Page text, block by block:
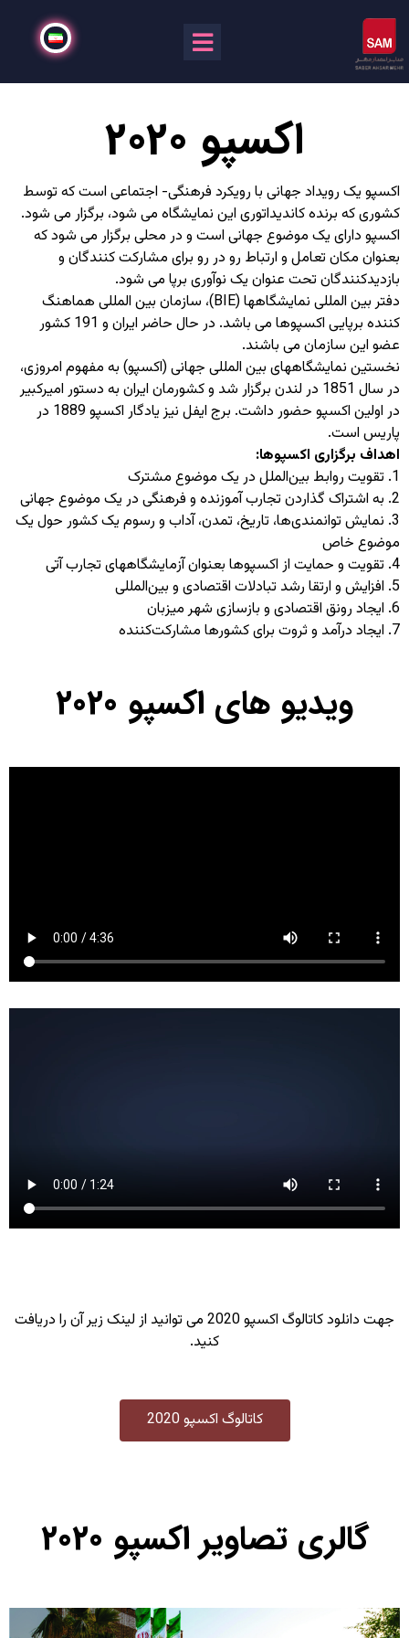
اکسپو 2020
اکسپو یک رویداد جهانی با رویکرد فرهنگی- اجتماعی است که توسط
کشوری که برنده کاندیداتوری این نمایشگاه می شود، برگزار می شود.
اکسپو دارای یک موضوع جهانی است و در محلی برگزار می شود که
بعنوان مکان تعامل و ارتباط رو در رو برای مشارکت کنندگان و
بازدیدکنندگان تحت عنوان یک نوآوری برپا می شود.
دفتر بین المللی نمایشگاهها (BIE)، سازمان بین المللی هماهنگ
کننده برپایی اکسپوها می باشد. در حال حاضر ایران و 191 کشور
عضو این سازمان می باشند.
نخستین نمایشگاههای بین المللی جهانی (اکسپو) به مفهوم امروزی،
در سال 1851 در لندن برگزار شد و کشورمان ایران به دستور امیرکبیر
در اولین اکسپو حضور داشت. برج ایفل نیز یادگار اکسپو 1889 در
پاریس است.
اهداف برگزاری اکسپو‌ها:
تقویت روابط بین‌الملل در یک موضوع مشترک
به اشتراک گذاردن تجارب آموزنده و فرهنگی در یک موضوع جهانی
نمایش توانمندی‌ها، تاریخ، تمدن، آداب و رسوم یک کشور حول یک
موضوع خاص
تقویت و حمایت از اکسپوها بعنوان آزمایشگاههای تجارب آتی
افزایش و ارتقا رشد تبادلات اقتصادی و بین‌المللی
ایجاد رونق اقتصادی و بازسازی شهر میزبان
ایجاد درآمد و ثروت برای کشورها مشارکت‌کننده
ویدیو های اکسپو 2020
جهت دانلود کاتالوگ اکسپو 2020 می توانید از لینک زیر آن را دریافت
کنید.
کاتالوگ اکسپو 2020
گالری تصاویر اکسپو 2020